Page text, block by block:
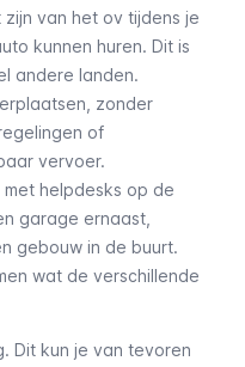
van het ov tijdens je
kunnen huren. Dit is
andere landen.
zonder
of
vervoer.
helpdesks op de
garage ernaast,
gebouw in de buurt.
wat de verschillende
Dit kun je van tevoren